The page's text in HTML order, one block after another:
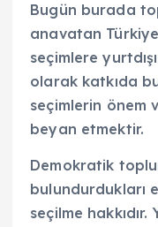
Bugün burada
anavatan
seçimlere
olarak katkıda
seçimlerin önem
beyan etmektir.
Demokratik
bulundurdukları
seçilme hakkıdır.